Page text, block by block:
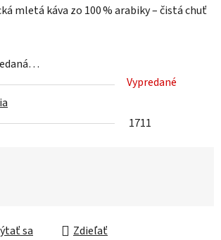
mletá káva zo 100 % arabiky – čistá chuť
Vypredané
1711
sa Zdieľať